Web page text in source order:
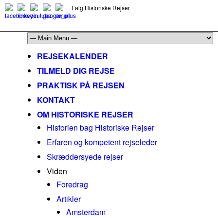
Følg Historiske Rejser
REJSEKALENDER
TILMELD DIG REJSE
PRAKTISK PÅ REJSEN
KONTAKT
OM HISTORISKE REJSER
Historien bag Historiske Rejser
Erfaren og kompetent rejseleder
Skræddersyede rejser
Viden
Foredrag
Artikler
Amsterdam